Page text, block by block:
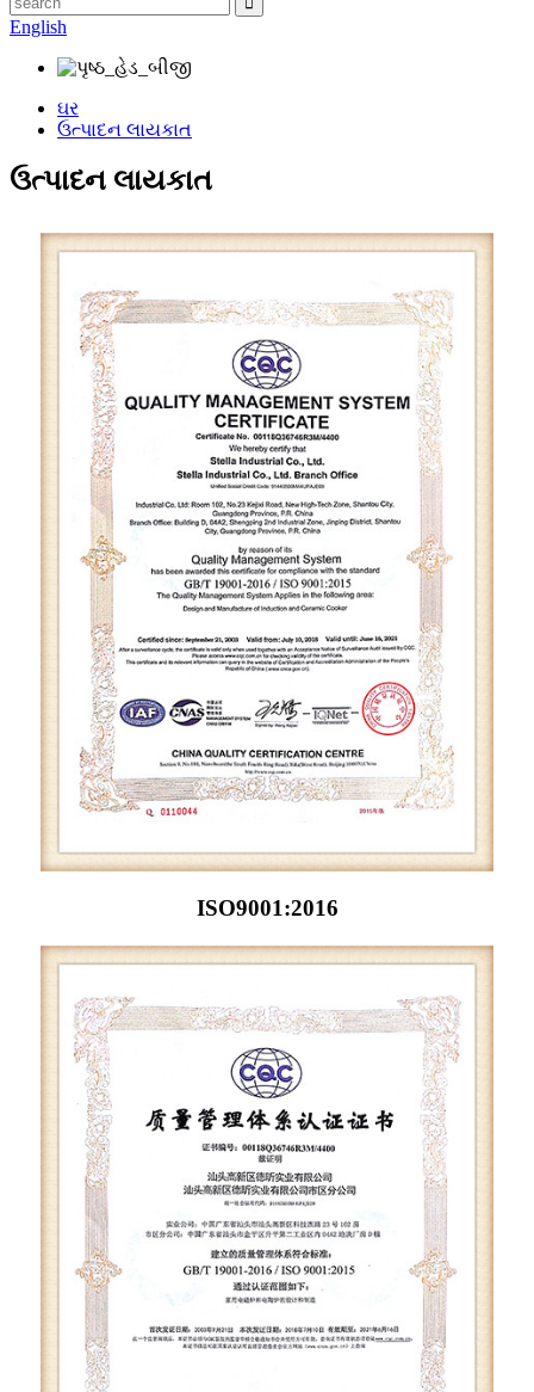
English
ઘર
ઉત્પાદન લાયકાત
ઉત્પાદન લાયકાત
ISO9001:2016